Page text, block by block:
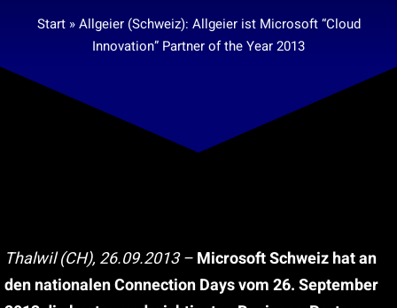
Karriere
Suche
Start»Allgeier (Schweiz): Allgeier ist Microsoft “Cloud
Innovation” Partner of the Year 2013
Thalwil (CH), 26.09.2013 –Microsoft Schweiz hat an
den nationalen Connection Days vom 26. September